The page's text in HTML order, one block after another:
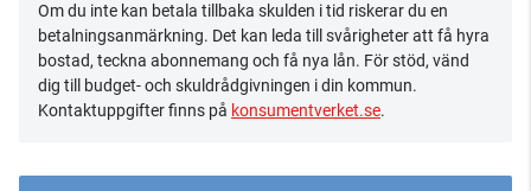
Om du inte kan betala tillbaka skulden i tid riskerar du en
betalningsanmärkning. Det kan leda till svårigheter att få hyra
bostad, teckna abonnemang och få nya lån. För stöd, vänd
dig till budget- och skuldrådgivningen i din kommun.
Kontaktuppgifter finns på konsumentverket.se.